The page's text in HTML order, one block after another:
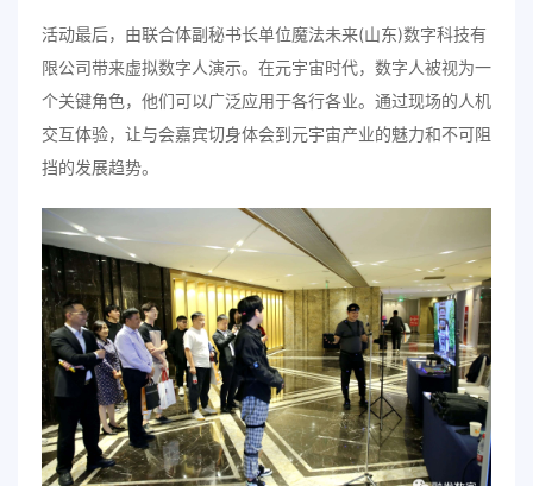
活动最后，由联合体副秘书长单位魔法未来(山东)数字科技有
限公司带来虚拟数字人演示。在元宇宙时代，数字人被视为一
个关键角色，他们可以广泛应用于各行各业。通过现场的人机
交互体验，让与会嘉宾切身体会到元宇宙产业的魅力和不可阻
挡的发展趋势。